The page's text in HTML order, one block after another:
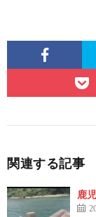
関連する記事
鹿